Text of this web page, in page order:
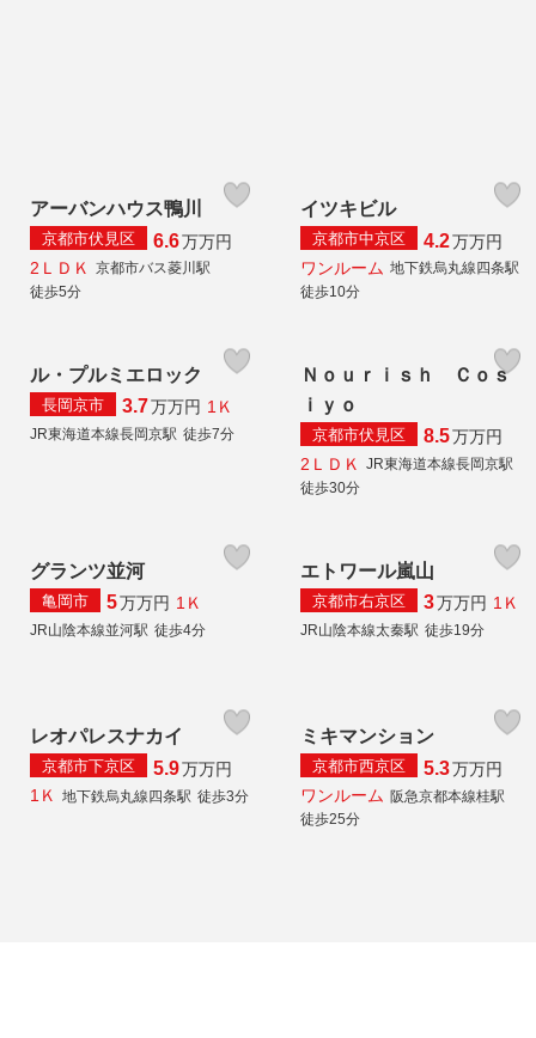
アーバンハウス鴨川
京都市伏見区 6.6万万円
2ＬＤＫ
京都市バス菱川駅
徒歩5分
イツキビル
京都市中京区 4.2万万円
ワンルーム 地下鉄烏丸線四条駅
徒歩10分
ル・プルミエロック
長岡京市 3.7万万円 1Ｋ
JR東海道本線長岡京駅 徒歩7分
Ｎｏｕｒｉｓｈ Ｃｏｓ
ｉｙｏ
京都市伏見区 8.5万万円
2ＬＤＫ
JR東海道本線長岡京駅
徒歩30分
グランツ並河
亀岡市 5万万円 1Ｋ
JR山陰本線並河駅 徒歩4分
エトワール嵐山
京都市右京区 3万万円 1Ｋ
JR山陰本線太秦駅 徒歩19分
レオパレスナカイ
京都市下京区 5.9万万円
1Ｋ
地下鉄烏丸線四条駅 徒歩3分
ミキマンション
京都市西京区 5.3万万円
ワンルーム 阪急京都本線桂駅
徒歩25分